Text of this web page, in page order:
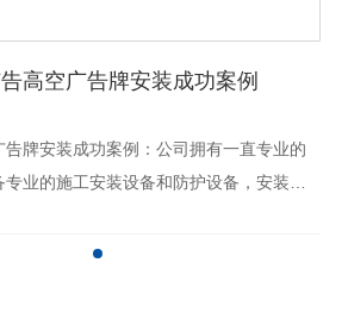
高空广告牌安装成功案例
告牌安装成功案例：公司拥有一直专业的
业的施工安装设备和防护设备，安装质